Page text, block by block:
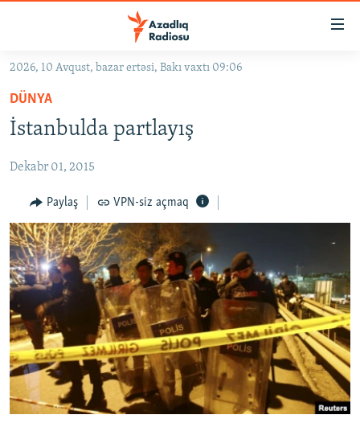
Əsas
qayıt
Əsas
qayıt
#İZAHLA
KORRUPSIOMETR
#ƏSLINDƏ
FƏRQƏ BAX
QANUNI DOĞRU
ARAŞDIRMA
MULTIMEDIA
VIDEO
FOTOQALEREYA
İNFOQRAFIKA
KARIKATURA
RADIO ARXIV
OXU ZALI
AZƏRBAYCAN ƏDƏBIYYATI KITABXANASI
İSLAM VƏ DEMOKRATIYA
HAQQIMIZDA
MISSIYAMIZ
PEŞƏ ETIKASI VƏ JURNALISTIKA STANDARTLARIMIZ
BIZI IZLƏ
2026, 10 Avqust, bazar ertəsi, Bakı vaxtı 09:06
DÜNYA
İstanbulda partlayış
Dekabr 01, 2015
Paylaş VPN-siz açmaq